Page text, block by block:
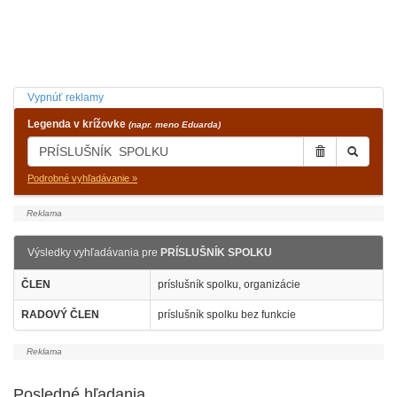
Vypnúť reklamy
Legenda v krížovke (napr. meno Eduarda)
Podrobné vyhľadávanie »
Výsledky vyhľadávania pre PRÍSLUŠNÍK SPOLKU
ČLEN príslušník spolku, organizácie
RADOVÝ ČLEN príslušník spolku bez funkcie